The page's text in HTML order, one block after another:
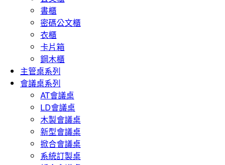
書櫃
密碼公文櫃
衣櫃
卡片箱
鋼木櫃
主管桌系列
會議桌系列
AT會議桌
LD會議桌
木製會議桌
新型會議桌
掀合會議桌
系統訂製桌